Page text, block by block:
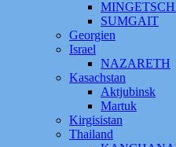
SUMGAIT
Georgien
Israel
NAZARETH
Kasachstan
Aktjubinsk
Martuk
Kirgisistan
Thailand